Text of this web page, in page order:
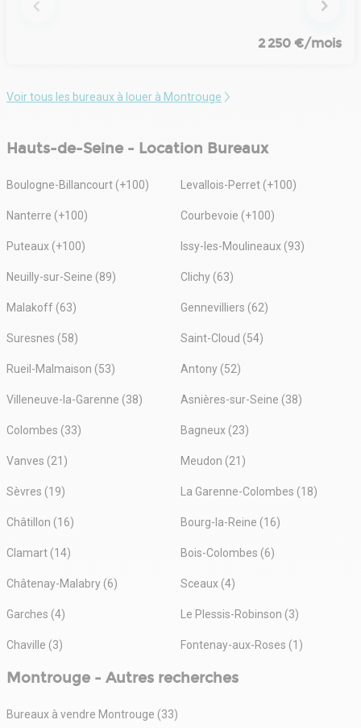
2 250 €/mois
Voir tous les bureaux à louer à Montrouge
Hauts-de-Seine - Location Bureaux
Boulogne-Billancourt (+100) Levallois-Perret (+100)
Nanterre (+100) Courbevoie (+100)
Puteaux (+100) Issy-les-Moulineaux (93)
Neuilly-sur-Seine (89) Clichy (63)
Malakoff (63) Gennevilliers (62)
Suresnes (58) Saint-Cloud (54)
Rueil-Malmaison (53) Antony (52)
Villeneuve-la-Garenne (38) Asnières-sur-Seine (38)
Colombes (33) Bagneux (23)
Vanves (21) Meudon (21)
Sèvres (19) La Garenne-Colombes (18)
Châtillon (16) Bourg-la-Reine (16)
Clamart (14) Bois-Colombes (6)
Châtenay-Malabry (6) Sceaux (4)
Garches (4) Le Plessis-Robinson (3)
Chaville (3) Fontenay-aux-Roses (1)
Montrouge - Autres recherches
Bureaux à vendre Montrouge (33)